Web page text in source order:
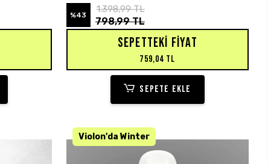
%43
1.398,99 TL
798,99 TL
SEPETTEKI FIYAT
759,04 TL
SEPETE EKLE
KARGO BEDAVA